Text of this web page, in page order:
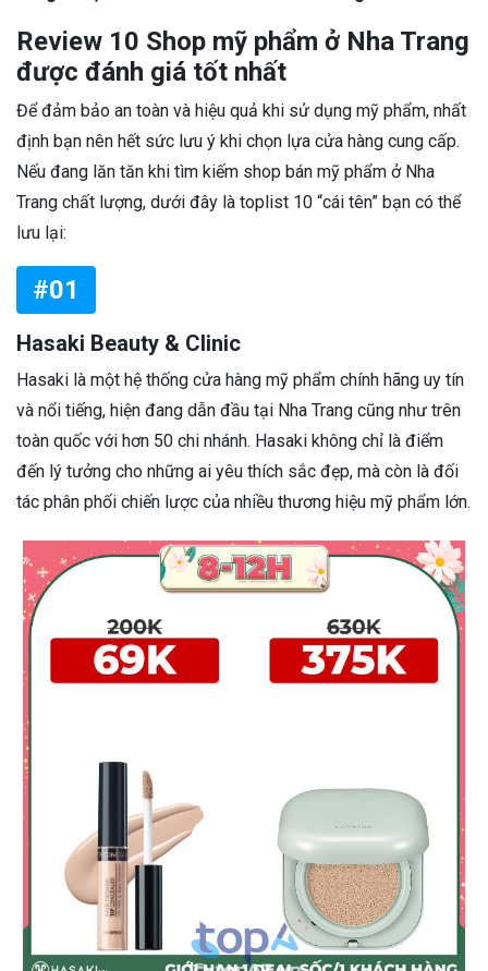
Review 10 Shop mỹ phẩm ở Nha Trang
được đánh giá tốt nhất
Để đảm bảo an toàn và hiệu quả khi sử dụng mỹ phẩm, nhất
định bạn nên hết sức lưu ý khi chọn lựa cửa hàng cung cấp.
Nếu đang lăn tăn khi tìm kiếm shop bán mỹ phẩm ở Nha
Trang chất lượng, dưới đây là toplist 10 “cái tên” bạn có thể
lưu lại:
#01
Hasaki Beauty & Clinic
Hasaki là một hệ thống cửa hàng mỹ phẩm chính hãng uy tín
và nổi tiếng, hiện đang dẫn đầu tại Nha Trang cũng như trên
toàn quốc với hơn 50 chi nhánh. Hasaki không chỉ là điểm
đến lý tưởng cho những ai yêu thích sắc đẹp, mà còn là đối
tác phân phối chiến lược của nhiều thương hiệu mỹ phẩm lớn.